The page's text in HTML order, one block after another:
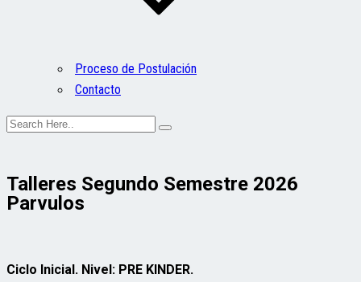
Proceso de Postulación
Contacto
Talleres Segundo Semestre 2026
Parvulos
Ciclo Inicial. Nivel: PRE KINDER.